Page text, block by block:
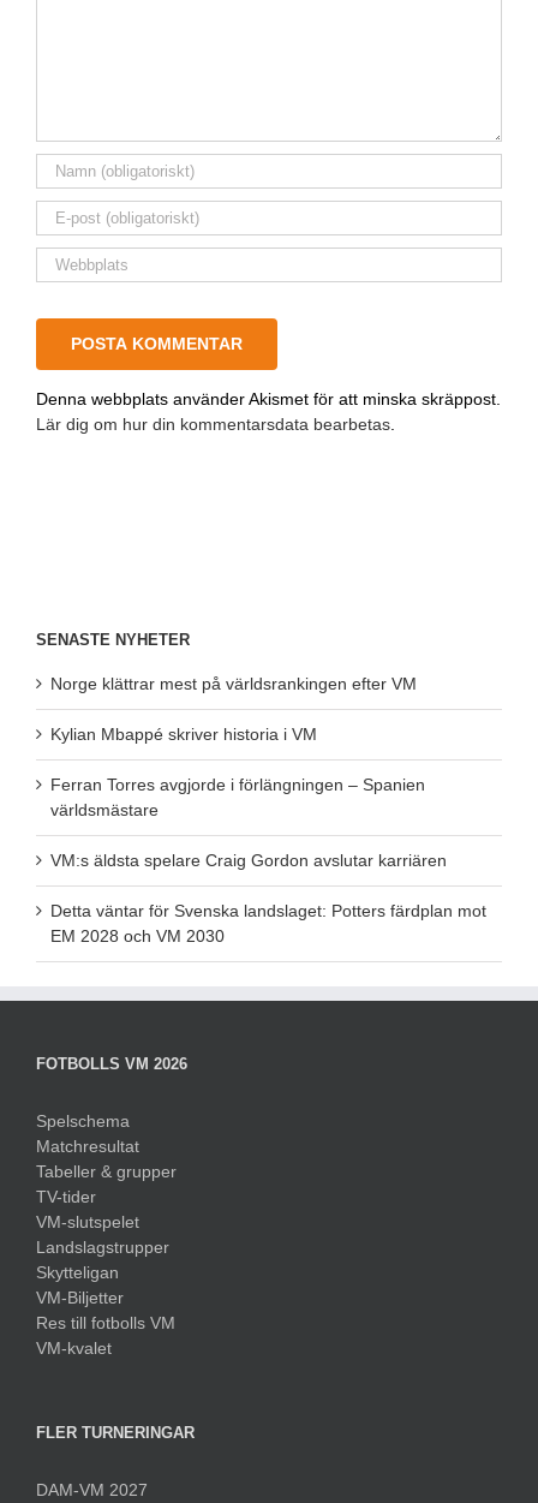
Denna webbplats använder Akismet för att minska skräppost.
Lär dig om hur din kommentarsdata bearbetas
SENASTE NYHETER
Norge klättrar mest på världsrankingen efter VM
Kylian Mbappé skriver historia i VM
Ferran Torres avgjorde i förlängningen – Spanien
världsmästare
VM:s äldsta spelare Craig Gordon avslutar karriären
Detta väntar för Svenska landslaget: Potters färdplan mot
EM 2028 och VM 2030
FOTBOLLS VM 2026
Spelschema
Matchresultat
Tabeller & grupper
TV-tider
VM-slutspelet
Landslagstrupper
Skytteligan
VM-Biljetter
Res till fotbolls VM
VM-kvalet
FLER TURNERINGAR
DAM-VM 2027